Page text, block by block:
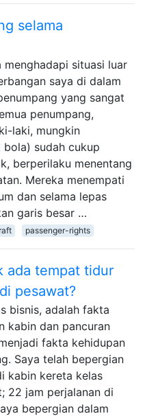
selama
menghadapi situasi luar
saya di dalam
yang sangat
penumpang,
laki, mungkin
sudah cukup
berperilaku menentang
Mereka menempati
dan selama lepas
garis besar …
passenger-rights
ada tempat tidur
pesawat?
bisnis, adalah fakta
kabin dan pancuran
fakta kehidupan
Saya telah bepergian
kabin kereta kelas
22 jam perjalanan di
bepergian dalam